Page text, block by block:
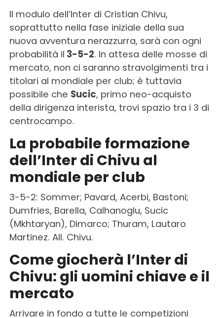
Il modulo dell’Inter di Cristian Chivu,
soprattutto nella fase iniziale della sua
nuova avventura nerazzurra, sarà con ogni
probabilità il 3-5-2. In attesa delle mosse di
mercato, non ci saranno stravolgimenti tra i
titolari al mondiale per club; è tuttavia
possibile che Sucic, primo neo-acquisto
della dirigenza interista, trovi spazio tra i 3 di
centrocampo.
La probabile formazione
dell’Inter di Chivu al
mondiale per club
3-5-2: Sommer; Pavard, Acerbi, Bastoni;
Dumfries, Barella, Calhanoglu, Sucic
(Mkhtaryan), Dimarco; Thuram, Lautaro
Martinez. All. Chivu.
Come giocherà l’Inter di
Chivu: gli uomini chiave e il
mercato
Arrivare in fondo a tutte le competizioni